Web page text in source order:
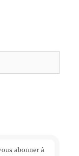
abonner à